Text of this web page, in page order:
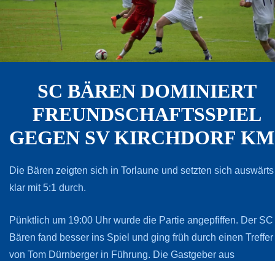
SC BÄREN DOMINIERT
FREUNDSCHAFTSSPIEL
GEGEN SV KIRCHDORF
Die Bären zeigten sich in Torlaune und setzten sich auswärts
klar mit 5:1 durch.
Pünktlich um 19:00 Uhr wurde die Partie angepfiffen. Der SC
Bären fand besser ins Spiel und ging früh durch einen Treffer
von Tom Dürnberger in Führung. Die Gastgeber aus